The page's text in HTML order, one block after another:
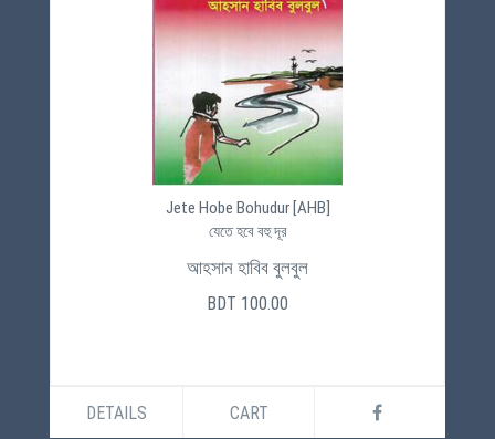
Jete Hobe Bohudur [AHB]
যেতে হবে বহু দূর
আহসান হাবিব বুলবুল
BDT 100.00
DETAILS CART